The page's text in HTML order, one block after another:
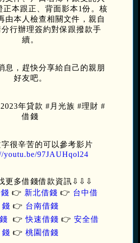
正本跟正、背面影本1份。核
由本人檢查相關文件，親自
行辦理簽約對保跟撥款手
續。
息，趕快分享給自己的親朋
好友吧。
年貸款 #月光族 #理財 #
借錢
很辛苦的可以參考影片
youtu.be/97JAUHqol24
更多借錢借款資訊 ⇩⇩⇩
👉 新北借錢 👉 台中借
錢 👉 台南借錢
👉快速借錢 👉 安全借
錢 👉 桃園借錢